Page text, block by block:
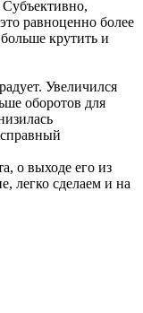
Субъективно,
равноценно более
крутить и
Увеличился
оборотов для
о выходе его из
легко сделаем и на